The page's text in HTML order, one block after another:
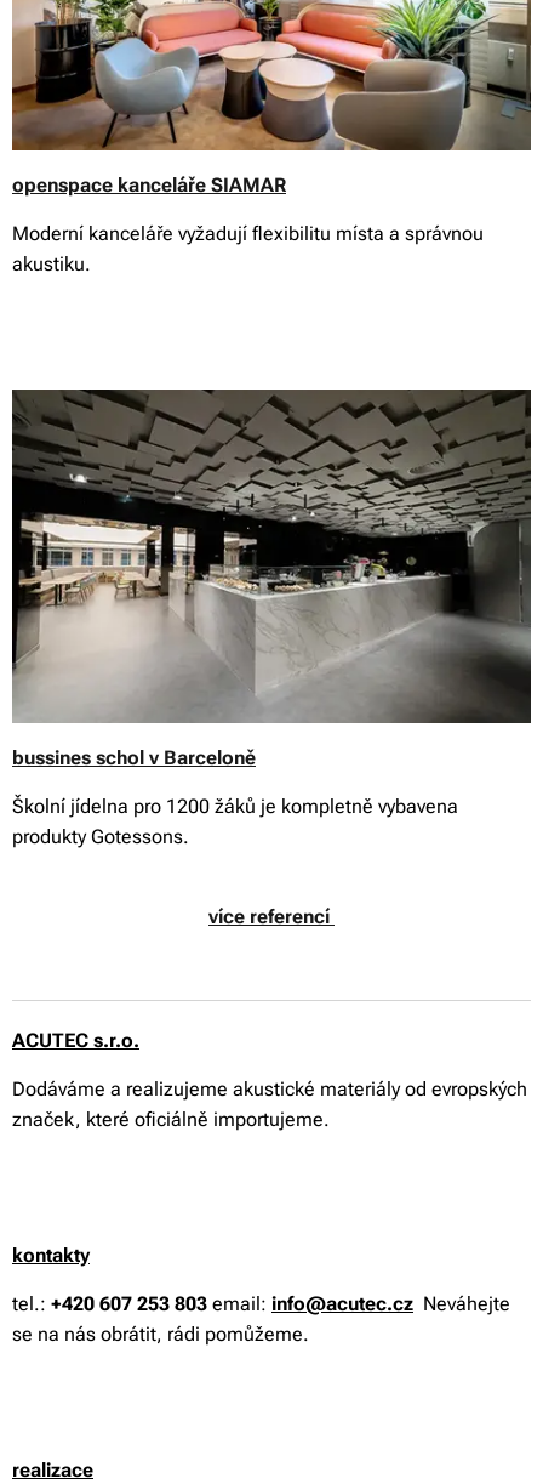
openspace kanceláře SIAMAR
Moderní kanceláře vyžadují flexibilitu místa a správnou
akustiku.
bussines schol v Barceloně
Školní jídelna pro 1200 žáků je kompletně vybavena
produkty Gotessons.
více referencí
ACUTEC s.r.o.
Dodáváme a realizujeme akustické materiály od evropských
značek, které oficiálně importujeme.
kontakty
tel.: +420 607 253 803 email: info@acutec.cz Neváhejte
se na nás obrátit, rádi pomůžeme.
realizace